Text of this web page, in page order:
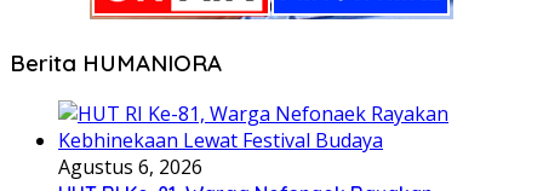
Berita HUMANIORA
Agustus 6, 2026